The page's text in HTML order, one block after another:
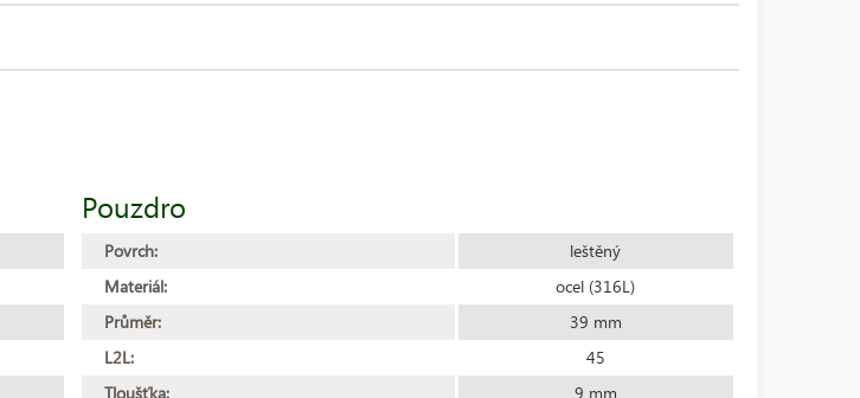
Pouzdro
Povrch:
leštěný
Materiál:
ocel (316L)
Průměr:
39 mm
L2L:
45
Tloušťka:
9 mm